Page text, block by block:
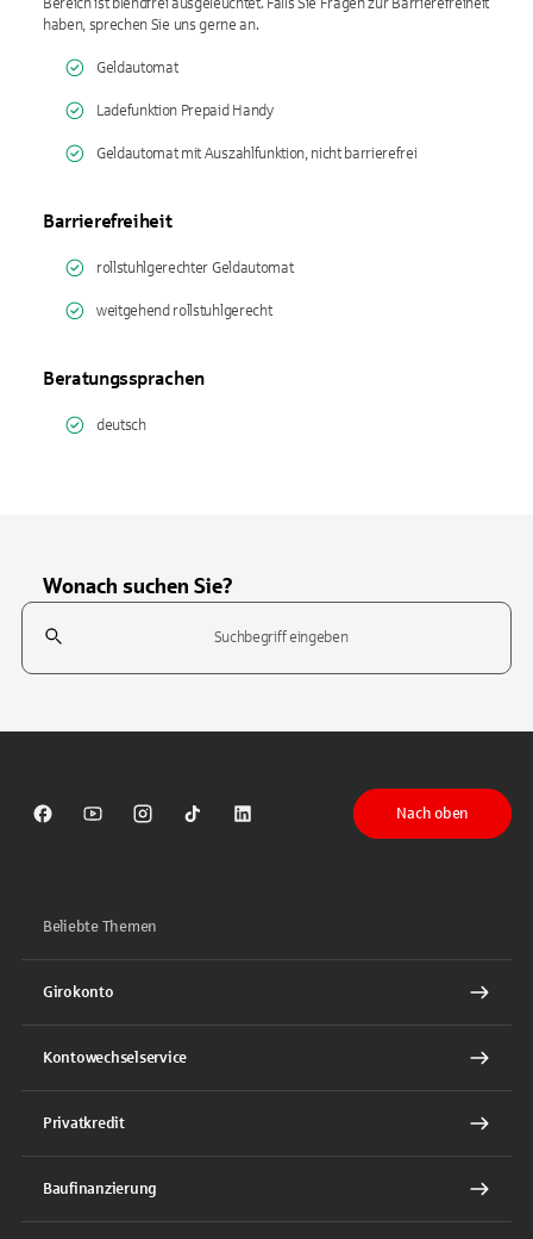
Bereich ist blendfrei ausgeleuchtet. Falls Sie Fragen zur Barrierefreiheit
haben, sprechen Sie uns gerne an.
Geldautomat
Ladefunktion Prepaid Handy
Geldautomat mit Auszahlfunktion, nicht barrierefrei
Barrierefreiheit
rollstuhlgerechter Geldautomat
weitgehend rollstuhlgerecht
Beratungssprachen
deutsch
Wonach suchen Sie?
Suchfeld
Sparkasse auf Facebook
Sparkasse auf Youtube
Sparkasse auf Instagram
Sparkasse auf TikTok
Sparkasse auf LinkedIn
Nach oben
Beliebte Themen
Girokonto
Kontowechselservice
Privatkredit
Baufinanzierung